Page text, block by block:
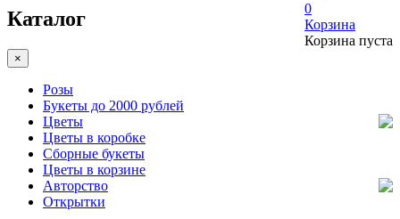
0
Корзина
Корзина пуста
Каталог
×
Розы
Букеты до 2000 рублей
Цветы
Цветы в коробке
Сборные букеты
Цветы в корзине
Авторство
Открытки